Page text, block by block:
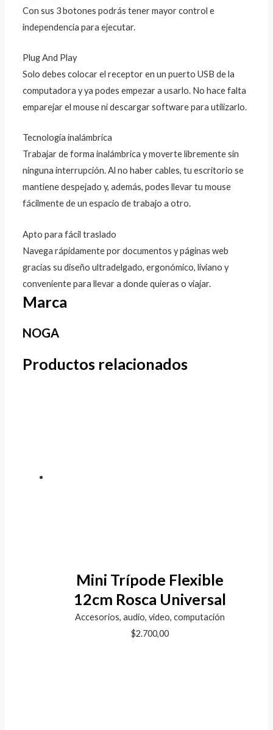
Con sus 3 botones podrás tener mayor control e
independencia para ejecutar.
Plug And Play
Solo debes colocar el receptor en un puerto USB de la
computadora y ya podes empezar a usarlo. No hace falta
emparejar el mouse ni descargar software para utilizarlo.
Tecnología inalámbrica
Trabajar de forma inalámbrica y moverte libremente sin
ninguna interrupción. Al no haber cables, tu escritorio se
mantiene despejado y, además, podes llevar tu mouse
fácilmente de un espacio de trabajo a otro.
Apto para fácil traslado
Navega rápidamente por documentos y páginas web
gracias su diseño ultradelgado, ergonómico, liviano y
conveniente para llevar a donde quieras o viajar.
Marca
NOGA
Productos relacionados
Mini Trípode Flexible
12cm Rosca Universal
Accesorios, audio, video, computación
$2.700,00